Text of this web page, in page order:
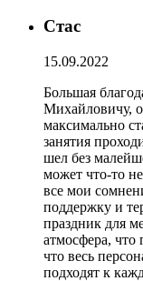
Стас
15.09.2022
Большая
Михайловичу,
максимально
занятия
шел без
может что-то
все мои
поддержку и
праздник для
атмосфера, что
что весь
подходят к